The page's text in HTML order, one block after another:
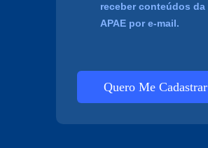
receber conteúdos da
APAE por e-mail.
Quero Me Cadastrar